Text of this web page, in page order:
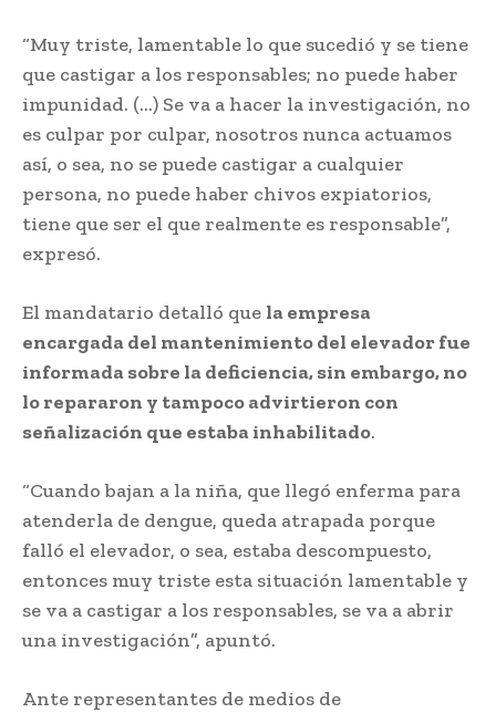
“Muy triste, lamentable lo que sucedió y se tiene
que castigar a los responsables; no puede haber
impunidad. (…) Se va a hacer la investigación, no
es culpar por culpar, nosotros nunca actuamos
así, o sea, no se puede castigar a cualquier
persona, no puede haber chivos expiatorios,
tiene que ser el que realmente es responsable”,
expresó.
El mandatario detalló que la empresa
encargada del mantenimiento del elevador fue
informada sobre la deficiencia, sin embargo, no
lo repararon y tampoco advirtieron con
señalización que estaba inhabilitado.
“Cuando bajan a la niña, que llegó enferma para
atenderla de dengue, queda atrapada porque
falló el elevador, o sea, estaba descompuesto,
entonces muy triste esta situación lamentable y
se va a castigar a los responsables, se va a abrir
una investigación”, apuntó.
Ante representantes de medios de